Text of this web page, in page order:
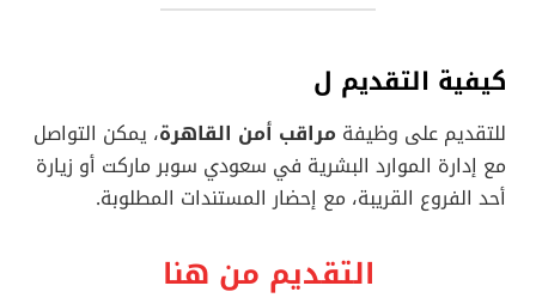
كيفية التقديم ل
للتقديم على وظيفة مراقب أمن القاهرة، يمكن التواصل
مع إدارة الموارد البشرية في سعودي سوبر ماركت أو زيارة
أحد الفروع القريبة، مع إحضار المستندات المطلوبة.
التقديم من هنا